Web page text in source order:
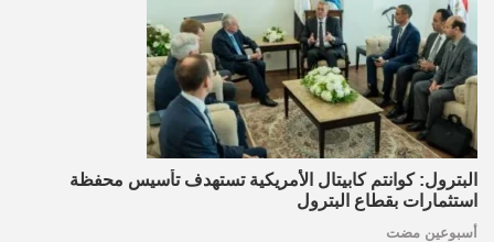
البترول: كوانتم كابيتال الأمريكية تستهدف تأسيس محفظة
استثمارات بقطاع البترول
أسبوعين مضت